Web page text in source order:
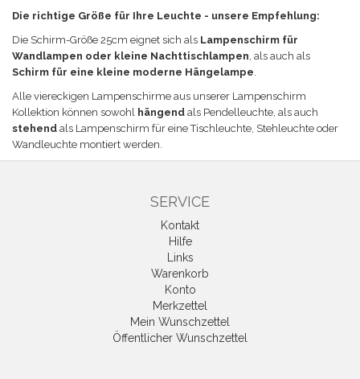
Die richtige Größe für Ihre Leuchte - unsere Empfehlung:
Die Schirm-Größe 25cm eignet sich als Lampenschirm für
Wandlampen oder kleine Nachttischlampen, als auch als
Schirm für eine kleine moderne Hängelampe.
Alle viereckigen Lampenschirme aus unserer Lampenschirm
Kollektion können sowohl hängend als Pendelleuchte, als auch
stehend als Lampenschirm für eine Tischleuchte, Stehleuchte oder
Wandleuchte montiert werden.
SERVICE
Kontakt
Hilfe
Links
Warenkorb
Konto
Merkzettel
Mein Wunschzettel
Öffentlicher Wunschzettel